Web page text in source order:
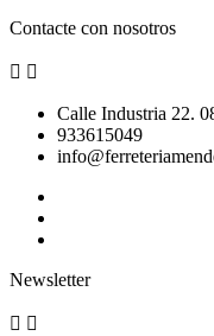
Contacte con nosotros
 
Calle Industria 22.
933615049
Newsletter
 